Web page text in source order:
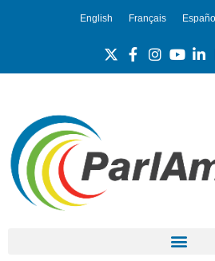
English Français